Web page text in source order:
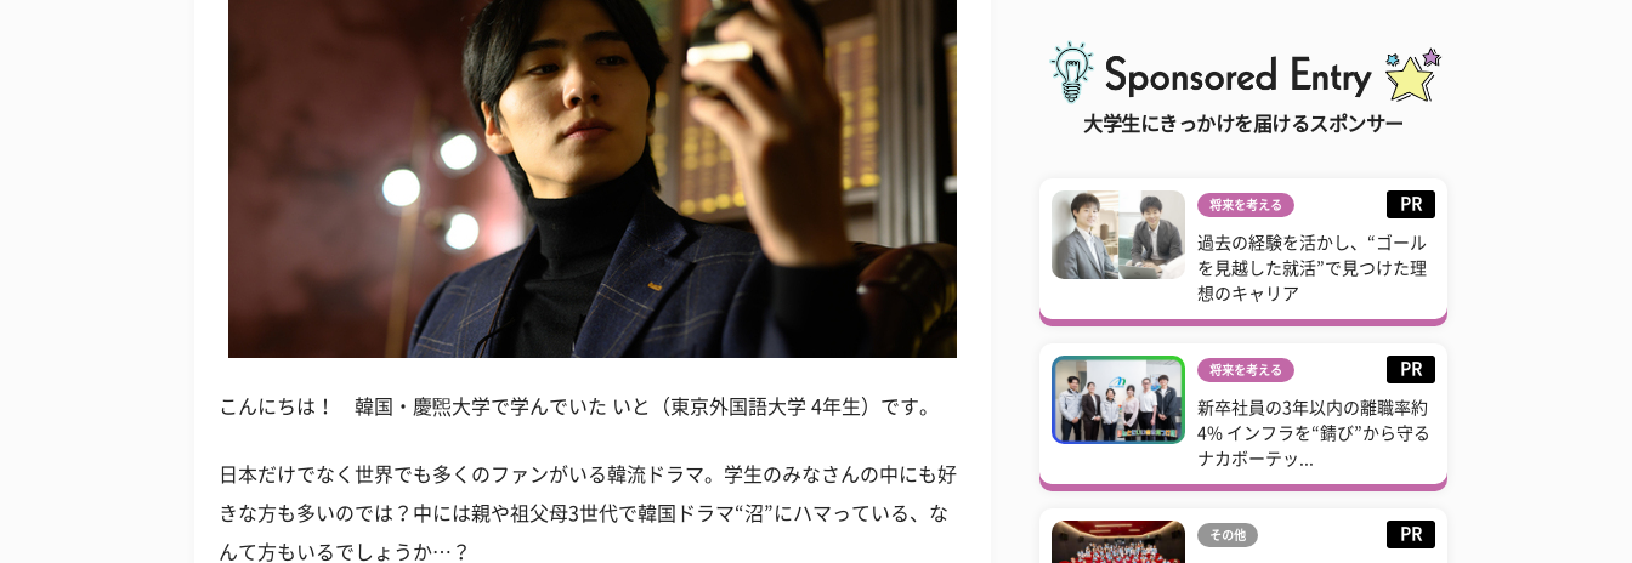
こんにちは！ 韓国・慶煕大学で学んでいた いと（東京外国語大学 4年生）です。
日本だけでなく世界でも多くのファンがいる韓流ドラマ。学生のみなさんの中にも好
きな方も多いのでは？中には親や祖父母3世代で韓国ドラマ“沼”にハマっている、な
んて方もいるでしょうか…？
大学生にきっかけを届けるスポンサー
将来を考える PR
過去の経験を活かし、“ゴール
を見越した就活”で見つけた理
想のキャリア
将来を考える PR
新卒社員の3年以内の離職率約
4% インフラを“錆び”から守る
ナカボーテッ...
その他 PR